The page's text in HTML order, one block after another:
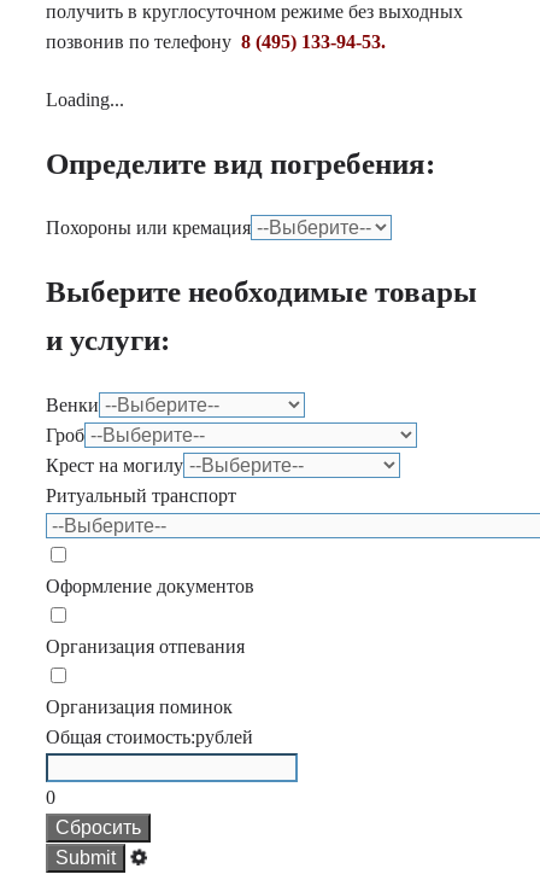
получить в круглосуточном режиме без выходных
позвонив по телефону 8 (495) 133-94-53.
Loading...
Определите вид погребения:
Похороны или кремация
Выберите необходимые товары
и услуги:
Венки
Гроб
Крест на могилу
Ритуальный транспорт
Оформление документов
Организация отпевания
Организация поминок
Общая стоимость:рублей
0
Сбросить